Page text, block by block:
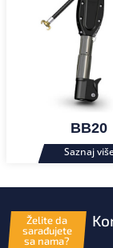
BB20
Želite da
sarađujete
sa nama?